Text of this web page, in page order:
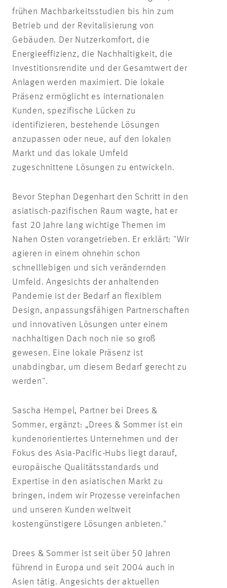
frühen Machbarkeitsstudien bis hin zum
Betrieb und der Revitalisierung von
Gebäuden. Der Nutzerkomfort, die
Energieeffizienz, die Nachhaltigkeit, die
Investitionsrendite und der Gesamtwert der
Anlagen werden maximiert. Die lokale
Präsenz ermöglicht es internationalen
Kunden, spezifische Lücken zu
identifizieren, bestehende Lösungen
anzupassen oder neue, auf den lokalen
Markt und das lokale Umfeld
zugeschnittene Lösungen zu entwickeln.
Bevor Stephan Degenhart den Schritt in den
asiatisch-pazifischen Raum wagte, hat er
fast 20 Jahre lang wichtige Themen im
Nahen Osten vorangetrieben. Er erklärt: "Wir
agieren in einem ohnehin schon
schnelllebigen und sich verändernden
Umfeld. Angesichts der anhaltenden
Pandemie ist der Bedarf an flexiblem
Design, anpassungsfähigen Partnerschaften
und innovativen Lösungen unter einem
nachhaltigen Dach noch nie so groß
gewesen. Eine lokale Präsenz ist
unabdingbar, um diesem Bedarf gerecht zu
werden".
Sascha Hempel, Partner bei Drees &
Sommer, ergänzt: „Drees & Sommer ist ein
kundenorientiertes Unternehmen und der
Fokus des Asia-Pacific-Hubs liegt darauf,
europäische Qualitätsstandards und
Expertise in den asiatischen Markt zu
bringen, indem wir Prozesse vereinfachen
und unseren Kunden weltweit
kostengünstigere Lösungen anbieten."
Drees & Sommer ist seit über 50 Jahren
führend in Europa und seit 2004 auch in
Asien tätig. Angesichts der aktuellen